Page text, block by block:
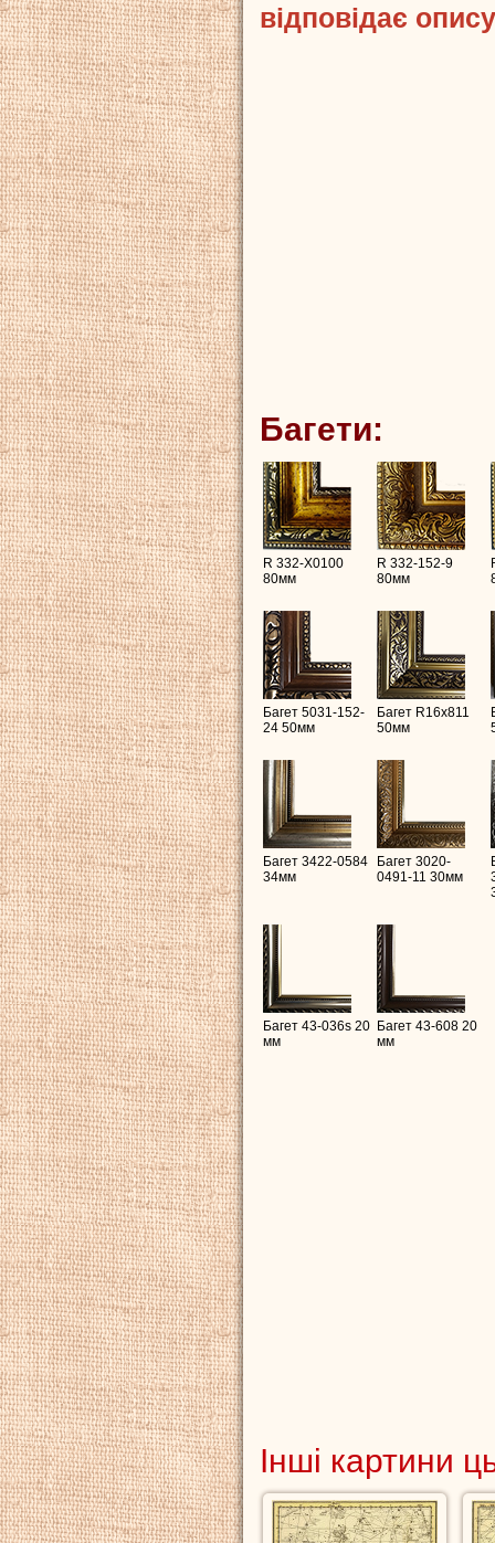
відповідає
Багети:
R 332-X0100
80мм
R 332-152-9
80мм
Багет 5031-152-
24 50мм
Багет R16х811
50мм
Багет 3422-0584
34мм
Багет 3020-
0491-11 30мм
Багет 43-036s 20
мм
Багет 43-608 20
мм
Інші картини